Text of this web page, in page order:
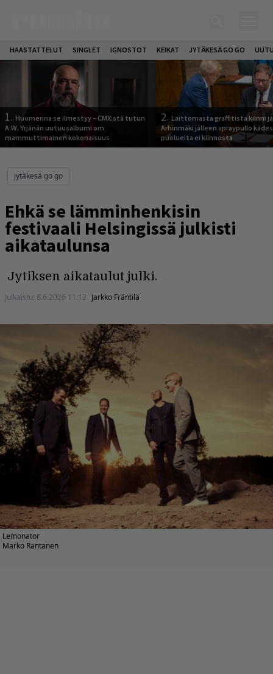
HAASTATTELUT SINGLET IGNOSTOT KEIKAT JYTÄKESÄ GO GO
1. Huomenna se ilmestyy – CMX:stä tutun
A.W. Yrjänän uutuusalbumi om
mammuttimainen kokonaisuus
2. Laittomasta graffitista kiinni
Arhinmäki jälleen spraypullo
puolueita ei kiinnosta
jytäkesä go go
Ehkä se lämminhenkisin
festivaali Helsingissä julkisti
aikataulunsa
Jytiksen aikataulut julki.
Julkaistu: 8.6.2026 11:12 Jarkko Fräntilä
Lemonator
Marko Rantanen